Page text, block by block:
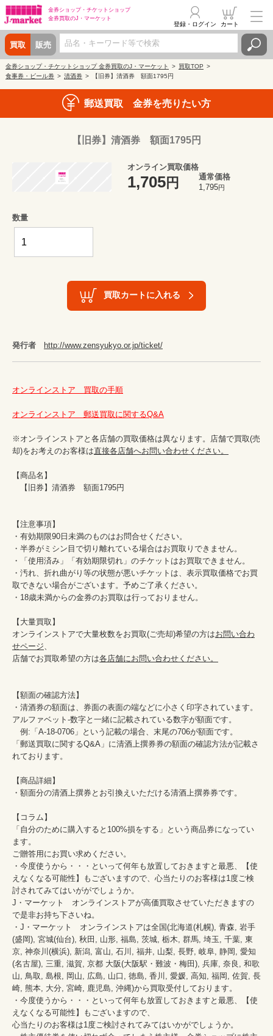
金券ショップ・ チケットショップ
金券買取のJ・マーケット
買取 販売
登録・ログイン カート
金券ショップ・チケットショップ 金券買取のJ・マーケット
買取TOP
食事券・ビール券
清酒券 【旧券】清酒券 額面1795円
郵送買取 金券を売りたい方
【旧券】清酒券 額面1795円
オンライン買取価格
1,705円
通常価格
1,795円
数量
買取カートに入れる
発行者 http://www.zensyukyo.or.jp/ticket/
オンラインストア　買取の手順
オンラインストア　郵送買取に関するQ&A
※オンラインストアと各店舗の買取価格は異なります。店舗で買取(売
却)をお考えのお客様は直接各店舗へお問い合わせください。
【商品名】
【旧券】清酒券　額面1795円
【注意事項】
・有効期限90日未満のものはお問合せください。
・半券がミシン目で切り離れている場合はお買取りできません。
・「使用済み」「有効期限切れ」のチケットはお買取できません。
・汚れ、折れ曲がり等の状態が悪いチケットは、表示買取価格でお買
取できない場合がございます。予めご了承ください。
・18歳未満からの金券のお買取は行っておりません。
【大量買取】
オンラインストアで大量枚数をお買取(ご売却)希望の方はお問い合わ
せページ
店舗でお買取希望の方は各店舗にお問い合わせください。
【額面の確認方法】
・清酒券の額面は、券面の表面の端などに小さく印字されています。
アルファベット-数字と一緒に記載されている数字が額面です。
例:「A-18-0706」という記載の場合、末尾の706が額面です。
「郵送買取に関するQ&A」に清酒上撰券券の額面の確認方法が記載さ
れております。
【商品詳細】
・額面分の清酒上撰券とお引換えいただける清酒上撰券券です。
【コラム】
「自分のために購入すると100%損をする」という商品券になってい
ます。
ご贈答用にお買い求めください。
・今度使うから・・・といって何年も放置しておきますと最悪、【使
えなくなる可能性】もございますので、心当たりのお客様は1度ご検
討されてみてはいががでしょうか。
J・マーケット　オンラインストアが高価買取させていただきますの
で是非お持ち下さいね。
・J・マーケット　オンラインストアは全国(北海道(札幌), 青森, 岩手
(盛岡), 宮城(仙台), 秋田, 山形, 福島, 茨城, 栃木, 群馬, 埼玉, 千葉, 東
京, 神奈川(横浜), 新潟, 富山, 石川, 福井, 山梨, 長野, 岐阜, 静岡, 愛知
(名古屋), 三重, 滋賀, 京都 大阪(大阪駅・難波・梅田), 兵庫, 奈良, 和歌
山, 鳥取, 島根, 岡山, 広島, 山口, 徳島, 香川, 愛媛, 高知, 福岡, 佐賀, 長
崎, 熊本, 大分, 宮崎, 鹿児島, 沖縄)から買取受付しております。
・今度使うから・・・といって何年も放置しておきますと最悪、【使
えなくなる可能性】もございますので、
心当たりのお客様は1度ご検討されてみてはいかがでしょうか。